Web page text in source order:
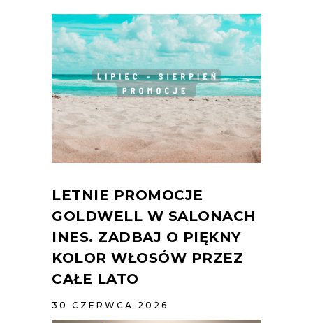
LETNIE PROMOCJE
GOLDWELL W SALONACH
INES. ZADBAJ O PIĘKNY
KOLOR WŁOSÓW PRZEZ
CAŁE LATO
30 CZERWCA 2026